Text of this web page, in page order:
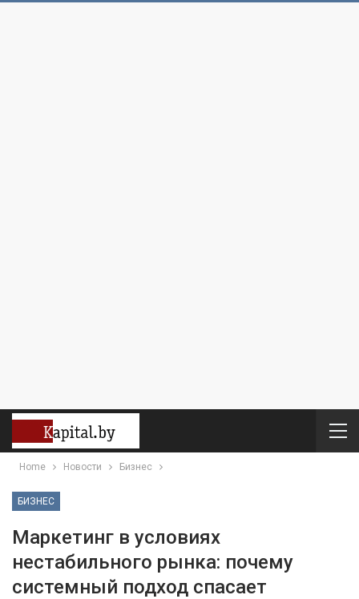
Home Новости Бизнес
БИЗНЕС
Маркетинг в условиях
нестабильного рынка: почему
системный подход спасает